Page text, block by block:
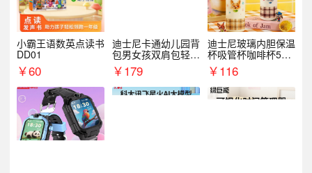
小霸王语数英点读书
DD01
￥60
迪士尼卡通幼儿园背
包男女孩双肩包轻便
可爱小背包B20107
￥179
迪士尼玻璃内胆保温
杯吸管杯咖啡杯530
MLH15135
￥116